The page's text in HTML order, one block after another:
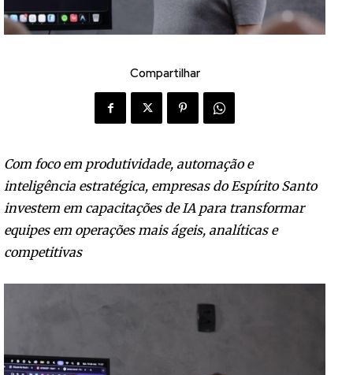
Compartilhar
Com foco em produtividade, automação e
inteligência estratégica, empresas do Espírito Santo
investem em capacitações de IA para transformar
equipes em operações mais ágeis, analíticas e
competitivas